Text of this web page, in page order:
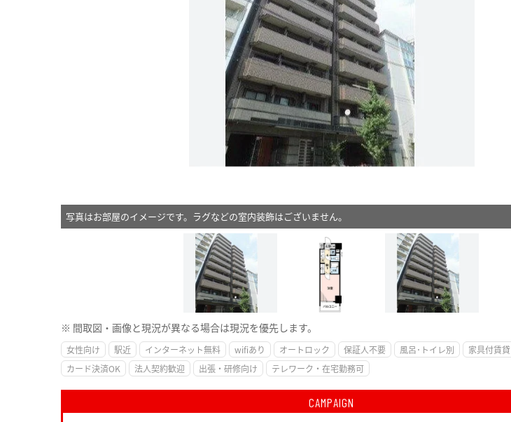
写真はお部屋のイメージです。ラグなどの室内装飾はございません。
※ 間取図・画像と現況が異なる場合は現況を優先します。
女性向け 駅近 インターネット無料 wifiあり オートロック 保証人不要 風呂･トイレ別 家具付賃貸
カード決済OK
法人契約歓迎 出張・研修向け テレワーク・在宅勤務可
CAMPAIGN